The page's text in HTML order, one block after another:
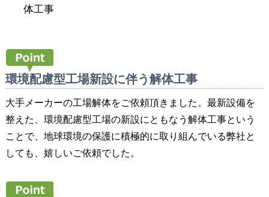
体工事
環境配慮型工場新設に伴う解体工事
大手メーカーの工場解体をご依頼頂きました。最新設備を
整えた、環境配慮型工場の新設にともなう解体工事という
ことで、地球環境の保護に積極的に取り組んでいる弊社と
しても、嬉しいご依頼でした。